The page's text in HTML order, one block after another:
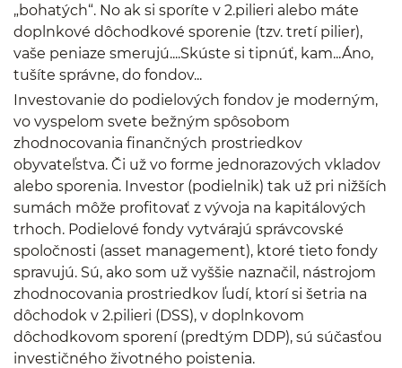
„bohatých“. No ak si sporíte v 2.pilieri alebo máte
doplnkové dôchodkové sporenie (tzv. tretí pilier),
vaše peniaze smerujú....Skúste si tipnúť, kam...Áno,
tušíte správne, do fondov...
Investovanie do podielových fondov je moderným,
vo vyspelom svete bežným spôsobom
zhodnocovania finančných prostriedkov
obyvateľstva. Či už vo forme jednorazových vkladov
alebo sporenia. Investor (podielnik) tak už pri nižších
sumách môže profitovať z vývoja na kapitálových
trhoch. Podielové fondy vytvárajú správcovské
spoločnosti (asset management), ktoré tieto fondy
spravujú. Sú, ako som už vyššie naznačil, nástrojom
zhodnocovania prostriedkov ľudí, ktorí si šetria na
dôchodok v 2.pilieri (DSS), v doplnkovom
dôchodkovom sporení (predtým DDP), sú súčasťou
investičného životného poistenia.